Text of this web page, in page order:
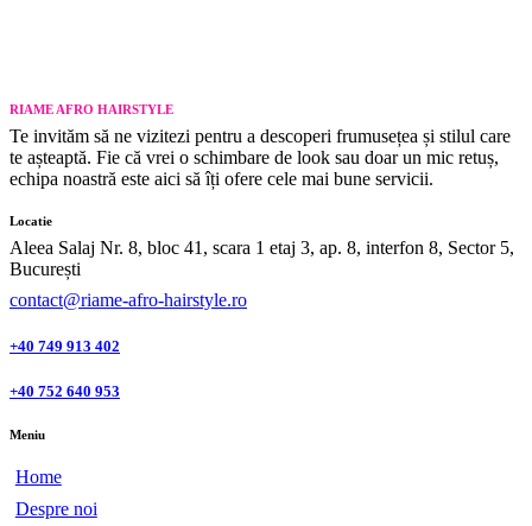
RIAME AFRO HAIRSTYLE
Te invităm să ne vizitezi pentru a descoperi frumusețea și stilul care
te așteaptă. Fie că vrei o schimbare de look sau doar un mic retuș,
echipa noastră este aici să îți ofere cele mai bune servicii.
Locatie
Aleea Salaj Nr. 8, bloc 41, scara 1 etaj 3, ap. 8, interfon 8, Sector 5,
București
contact@riame-afro-hairstyle.ro
+40 749 913 402
+40 752 640 953
Meniu
Home
Despre noi